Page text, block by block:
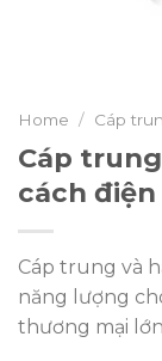
Home / Cáp
Cáp
cách điện
Cáp trung và
năng lượng
thương mại